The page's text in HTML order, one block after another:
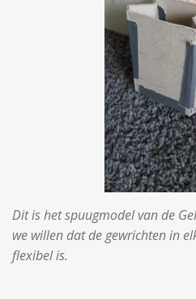
Dit is het spuugmodel van de
we willen dat de gewrichten in
flexibel is.